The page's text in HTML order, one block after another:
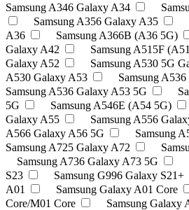
Samsung A346 Galaxy A34
Samsung A356 Galaxy A35
A36
Samsung A366B (A36 5G)
Galaxy A42
Samsung A515F
Galaxy A52
Samsung A530 5G
A530 Galaxy A53
Samsung
Samsung A536 Galaxy A53 5G
5G
Samsung A546E (A54 5G)
Galaxy A55
Samsung A556
A566 Galaxy A56 5G
Samsung
Samsung A725 Galaxy A72
Samsung A736 Galaxy A73 5G
S23
Samsung G996 Galaxy S21+
A01
Samsung Galaxy A01 Core
Core/M01 Core
Samsung Galaxy